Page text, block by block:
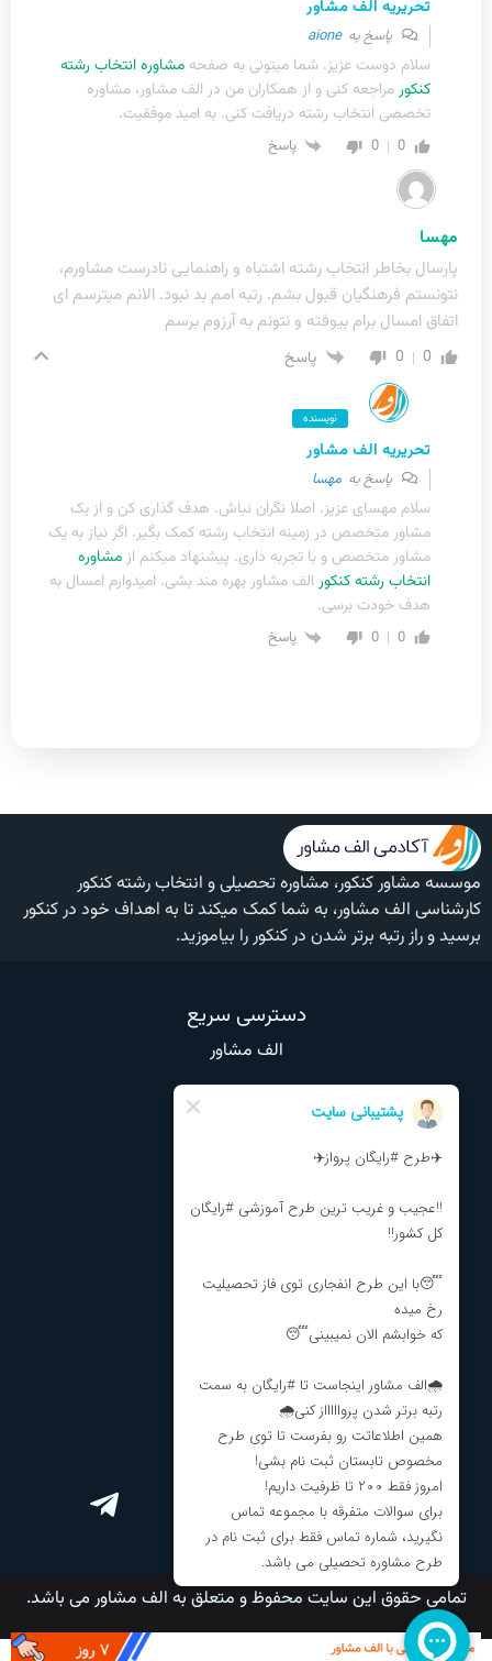
تحریریه الف مشاور
پاسخ بهaione
سلام دوست عزیز. شما میتونی به صفحه مشاوره انتخاب رشته
کنکورمراجعه کنی و از همکاران من در الف مشاور، مشاوره
تخصصی انتخاب رشته دریافت کنی. به امید موفقیت.
0
0 پاسخ
مهسا
پارسال بخاطر انتخاب رشته اشتباه و راهنمایی نادرست مشاورم،
نتونستم فرهنگیان قبول بشم. رتبه امم بد نبود. الانم میترسم ای
اتفاق امسال برام بیوفته و نتونم به آرزوم برسم
0
0 پاسخ
نویسنده
تحریریه الف مشاور
پاسخ به مهسا
سلام مهسای عزیز. اصلا نگران نباش. هدف گذاری کن و از یک
مشاور متخصص در زمینه انتخاب رشته کمک بگیر. اگر نیاز به یک
مشاور متخصص و با تجربه داری. پیشنهاد میکنم ازمشاوره
انتخاب رشته کنکور الف مشاور بهره مند بشی. امیدوارم امسال به
هدف خودت برسی.
0
0 پاسخ
موسسه مشاور کنکور، مشاوره تحصیلی و انتخاب رشته کنکور
کارشناسی الف مشاور، به شما کمک میکند تا به اهداف خود در کنکور
برسید و راز رتبه برتر شدن در کنکور را بیاموزید.
دسترسی سریع
الف مشاور
درباره ما
مشاوره انتخاب رشته
برنامه ریزی کنکور
ارتباط با ما
تمامی حقوق این سایت محفوظ و متعلق به الف مشاور می باشد.